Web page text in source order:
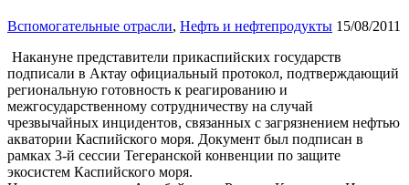
Вспомогательные отрасли, Нефть и нефтепродукты 15/08/2011
Накануне представители прикаспийских государств
подписали в Актау официальный протокол, подтверждающий
региональную готовность к реагированию и
межгосударственному сотрудничеству на случай
чрезвычайных инцидентов, связанных с загрязнением нефтью
акватории Каспийского моря. Документ был подписан в
рамках 3-й сессии Тегеранской конвенции по защите
экосистем Каспийского моря.